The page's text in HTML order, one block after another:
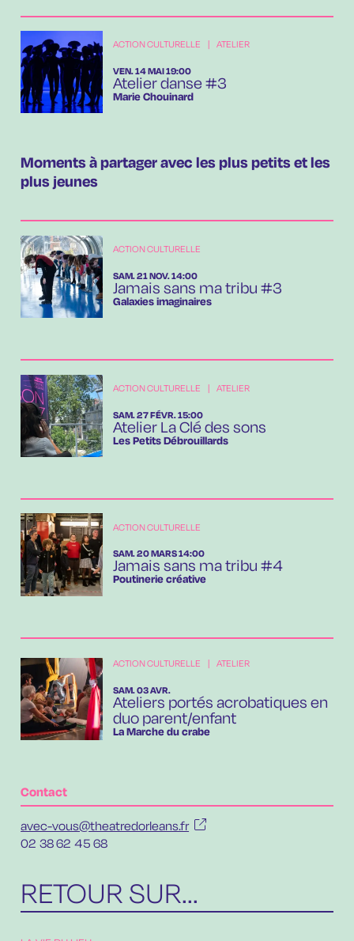
ACTION CULTURELLE ATELIER
VENDREDI
VEN.14MAI
MAI19:00
Atelier danse #3
Marie Chouinard
Moments à partager avec les plus petits et les
plus jeunes
ACTION CULTURELLE
SAMEDI
SAM.21NOVEMBRE
NOV.14:00
Jamais sans ma tribu #3
Galaxies imaginaires
ACTION CULTURELLE ATELIER
SAMEDI
SAM.27FÉVRIER
FÉVR.15:00
Atelier La Clé des sons
Les Petits Débrouillards
ACTION CULTURELLE
SAMEDI
SAM.20MARS
MARS14:00
Jamais sans ma tribu #4
Poutinerie créative
ACTION CULTURELLE ATELIER
SAMEDI
SAM.03AVRIL
AVR.
Ateliers portés acrobatiques en
duo parent/enfant
La Marche du crabe
Contact
avec-vous@theatredorleans.fr
02 38 62 45 68
RETOUR SUR...